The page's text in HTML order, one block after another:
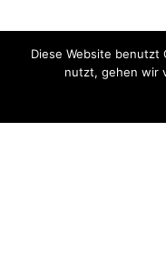
Diese Website benutzt
nutzt, gehen wir